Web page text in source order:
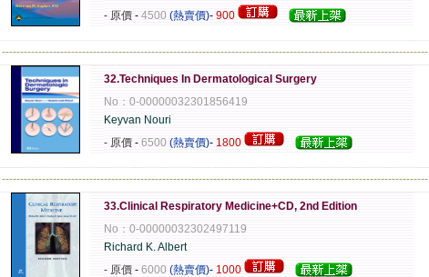
- 原價 - 4500 (熱賣價)- 900
---------------------------------------------------------------------------------------------------------------------
32.Techniques In Dermatological Surgery
No：0-00000032301856419
Keyvan Nouri
- 原價 - 6500 (熱賣價)- 1800
---------------------------------------------------------------------------------------------------------------------
33.Clinical Respiratory Medicine+CD, 2nd Edition
No：0-00000032302497119
Richard K. Albert
- 原價 - 6000 (熱賣價)- 1000